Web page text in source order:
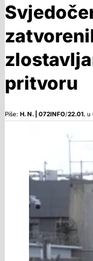
pritvoru
Piše: H. N. | 072INFO/22.01. u